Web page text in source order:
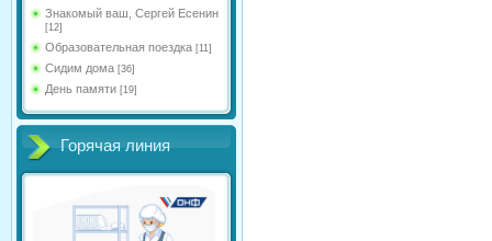
Знакомый ваш, Сергей Есенин
[12]
Образовательная поездка [11]
Сидим дома [36]
День памяти [19]
Горячая линия